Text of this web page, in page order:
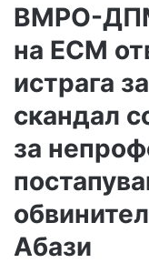
ВМРО-
на ЕСМ
истрага
скандал
за
Абази